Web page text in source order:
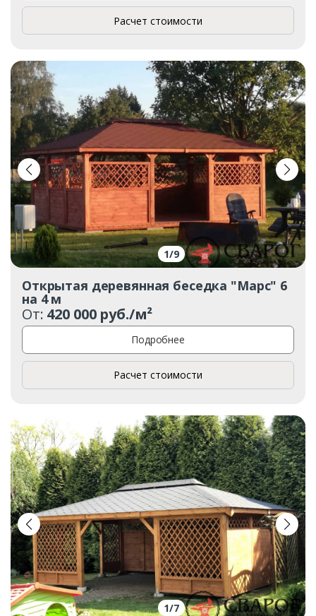
Расчет стоимости
1/9
Открытая деревянная беседка "Марс" 6
на 4 м
От: 420 000 руб./м²
Подробнее
Расчет стоимости
1/7